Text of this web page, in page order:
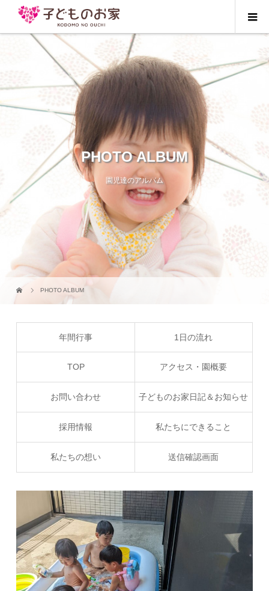
PHOTO ALBUM
園児達のアルバム
PHOTO ALBUM
年間行事 1日の流れ
TOP アクセス・園概要
お問い合わせ 子どものお家日記＆お知らせ
採用情報 私たちにできること
私たちの想い 送信確認画面